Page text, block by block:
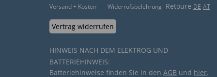
Versand + Kosten
Widerrufsbelehrung Retoure DE AT
Vertrag widerrufen
HINWEIS NACH DEM ELEKTROG UND
BATTERIEHINWEIS:
Batteriehinweise finden Sie in den AGB und hier.